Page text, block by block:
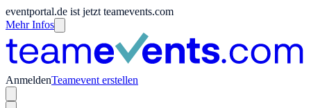
eventportal.de ist jetzt teamevents.com
Mehr Infos
AnmeldenTeamevent erstellen